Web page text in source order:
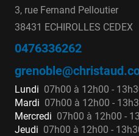
3, rue Fernand Pelloutier
38431 ECHIROLLES CEDEX
0476336262
Lundi 07h00 à 12h00 -
Mardi 07h00 à 12h00 -
Mercredi 07h00 à 12h00 -
Jeudi 07h00 à 12h00 -